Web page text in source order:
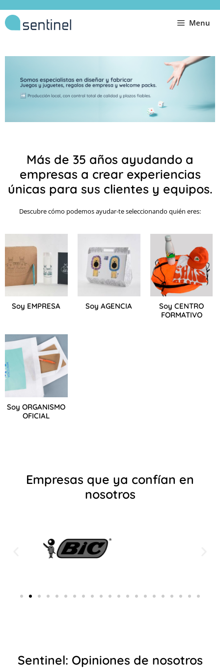
Menu
Más de 35 años ayudando a
empresas a crear experiencias
únicas para sus clientes y equipos.
Descubre cómo podemos ayudar-te seleccionando quién eres:
Soy EMPRESA Soy AGENCIA
Soy CENTRO
FORMATIVO
Soy ORGANISMO
OFICIAL
Empresas que ya confían en
nosotros
Sentinel: Opiniones de nosotros